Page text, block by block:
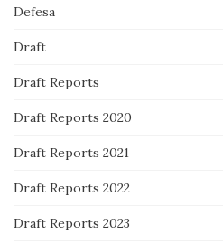
Defesa
Draft
Draft Reports
Draft Reports 2020
Draft Reports 2021
Draft Reports 2022
Draft Reports 2023